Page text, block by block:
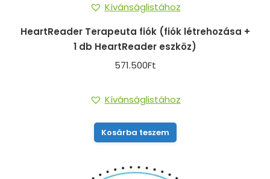
Kívánságlistához
HeartReader Terapeuta fiók (fiók létrehozása +
1 db HeartReader eszköz)
571.500Ft
Kívánságlistához
Kosárba teszem